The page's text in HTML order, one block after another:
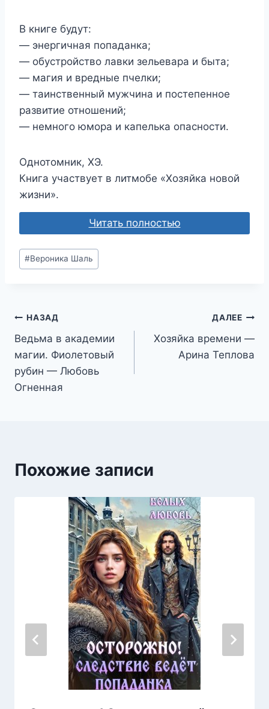
В книге будут:
— энергичная попаданка;
— обустройство лавки зельевара и быта;
— магия и вредные пчелки;
— таинственный мужчина и постепенное
развитие отношений;
— немного юмора и капелька опасности.
Однотомник, ХЭ.
Книга участвует в литмобе «Хозяйка новой
жизни».
Читать полностью
Метки
записи:
#Вероника Шаль
Навигация
по
записям
НАЗАД
Ведьма в академии
магии. Фиолетовый
рубин — Любовь
Огненная
ДАЛЕЕ
Хозяйка времени —
Арина Теплова
Похожие записи